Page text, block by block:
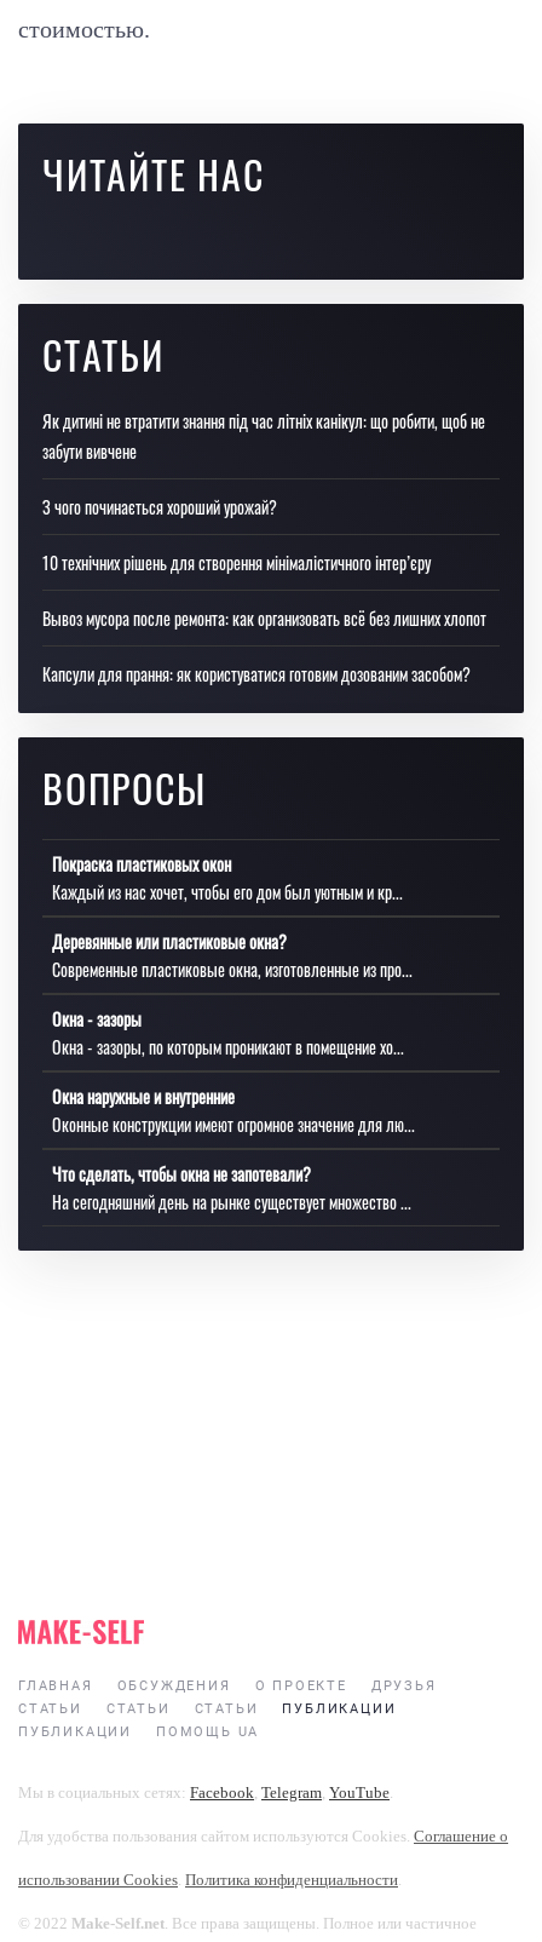
стоимостью.
ЧИТАЙТЕ НАС
СТАТЬИ
Як дитині не втратити знання під час літніх канікул: що робити, щоб не
забути вивчене
З чого починається хороший урожай?
10 технічних рішень для створення мінімалістичного інтер’єру
Вывоз мусора после ремонта: как организовать всё без лишних хлопот
Капсули для прання: як користуватися готовим дозованим засобом?
ВОПРОСЫ
Покраска пластиковых окон
Каждый из нас хочет, чтобы его дом был уютным и кр...
Деревянные или пластиковые окна?
Современные пластиковые окна, изготовленные из про...
Окна - зазоры
Окна - зазоры, по которым проникают в помещение хо...
Окна наружные и внутренние
Оконные конструкции имеют огромное значение для лю...
Что сделать, чтобы окна не запотевали?
На сегодняшний день на рынке существует множество ...
ГЛАВНАЯ ОБСУЖДЕНИЯ О ПРОЕКТЕ
ДРУЗЬЯ
СТАТЬИ
СТАТЬИ СТАТЬИ
ПУБЛИКАЦИИ
ПУБЛИКАЦИИ
ПОМОЩЬ UA
Мы в социальных сетях: Facebook, Telegram, YouTube.
Для удобства пользования сайтом используются Cookies. Соглашение о
использовании Cookies. Политика конфиденциальности.
© 2022 Make-Self.net. Все права защищены. Полное или частичное